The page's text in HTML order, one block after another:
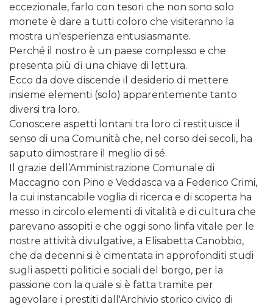
eccezionale, farlo con tesori che non sono solo
monete è dare a tutti coloro che visiteranno la
mostra un'esperienza entusiasmante.
Perché il nostro è un paese complesso e che
presenta più di una chiave di lettura.
Ecco da dove discende il desiderio di mettere
insieme elementi (solo) apparentemente tanto
diversi tra loro.
Conoscere aspetti lontani tra loro ci restituisce il
senso di una Comunità che, nel corso dei secoli, ha
saputo dimostrare il meglio di sé.
Il grazie dell’Amministrazione Comunale di
Maccagno con Pino e Veddasca va a Federico Crimi,
la cui instancabile voglia di ricerca e di scoperta ha
messo in circolo elementi di vitalità e di cultura che
parevano assopiti e che oggi sono linfa vitale per le
nostre attività divulgative, a Elisabetta Canobbio,
che da decenni si è cimentata in approfonditi studi
sugli aspetti politici e sociali del borgo, per la
passione con la quale si è fatta tramite per
agevolare i prestiti dall'Archivio storico civico di